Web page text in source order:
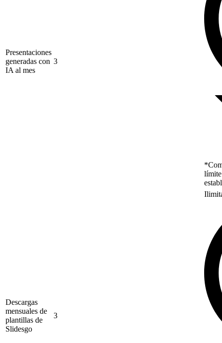
Presentaciones
generadas con
IA al mes
3
Descargas
mensuales de
plantillas de
Slidesgo
3